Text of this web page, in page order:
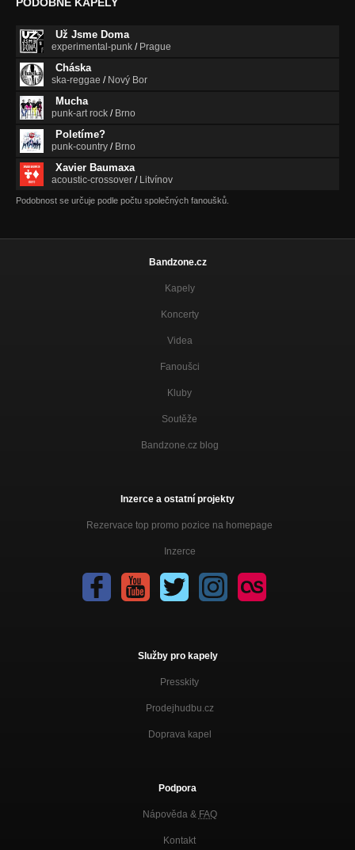
Už Jsme Doma
experimental-punk / Prague
Cháska
ska-reggae / Nový Bor
Mucha
punk-art rock / Brno
Poletíme?
punk-country / Brno
Xavier Baumaxa
acoustic-crossover / Litvínov
Podobnost se určuje podle počtu společných fanoušků.
Bandzone.cz
Kapely
Koncerty
Videa
Fanoušci
Kluby
Soutěže
Bandzone.cz blog
Inzerce a ostatní projekty
Rezervace top promo pozice na homepage
Inzerce
Služby pro kapely
Presskity
Prodejhudbu.cz
Doprava kapel
Podpora
Nápověda & FAQ
Kontakt